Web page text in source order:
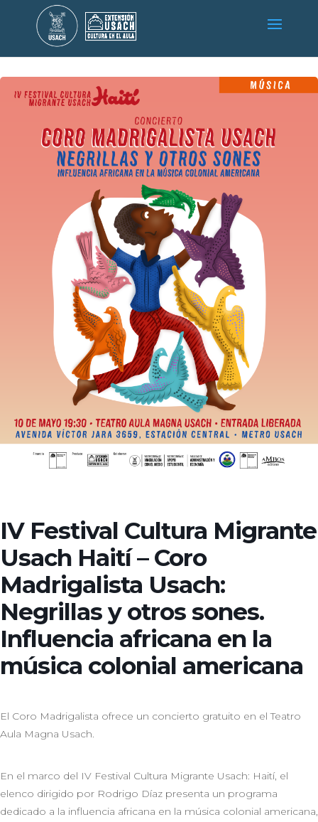
IV Festival Cultura Migrante
Usach Haití – Coro
Madrigalista Usach:
Negrillas y otros sones.
Influencia africana en la
música colonial americana
El Coro Madrigalista ofrece un concierto gratuito en el Teatro
Aula Magna Usach.
En el marco del IV Festival Cultura Migrante Usach: Haití, el
elenco dirigido por Rodrigo Díaz presenta un programa
dedicado a la influencia africana en la música colonial americana,